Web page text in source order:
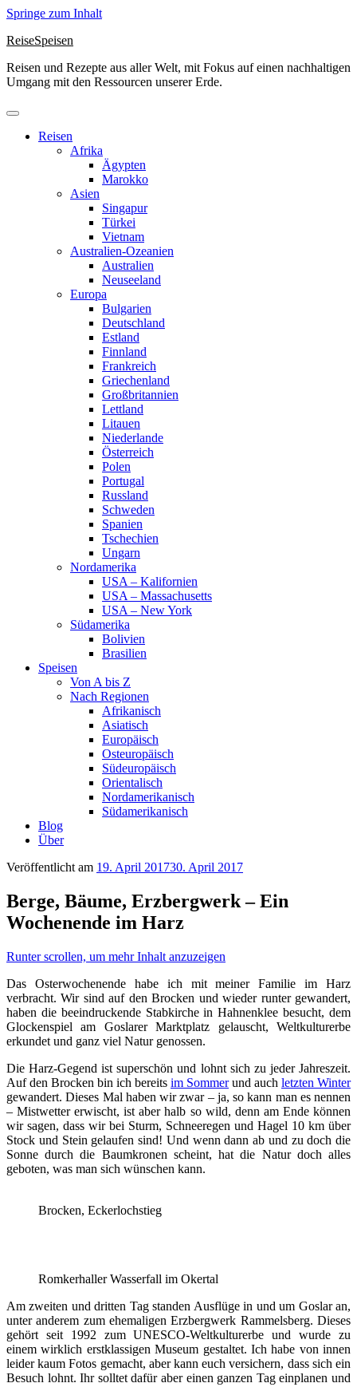
Springe zum Inhalt
ReiseSpeisen
Reisen und Rezepte aus aller Welt, mit Fokus auf einen nachhaltigen
Umgang mit den Ressourcen unserer Erde.
Reisen
Afrika
Ägypten
Marokko
Asien
Singapur
Türkei
Vietnam
Australien-Ozeanien
Australien
Neuseeland
Europa
Bulgarien
Deutschland
Estland
Finnland
Frankreich
Griechenland
Großbritannien
Lettland
Litauen
Niederlande
Österreich
Polen
Portugal
Russland
Schweden
Spanien
Tschechien
Ungarn
Nordamerika
USA – Kalifornien
USA – Massachusetts
USA – New York
Südamerika
Bolivien
Brasilien
Speisen
Von A bis Z
Nach Regionen
Afrikanisch
Asiatisch
Europäisch
Osteuropäisch
Südeuropäisch
Orientalisch
Nordamerikanisch
Südamerikanisch
Blog
Über
Veröffentlicht am 19. April 201730. April 2017
Berge, Bäume, Erzbergwerk – Ein
Wochenende im Harz
Runter scrollen, um mehr Inhalt anzuzeigen
Das Osterwochenende habe ich mit meiner Familie im Harz
verbracht. Wir sind auf den Brocken und wieder runter gewandert,
haben die beeindruckende Stabkirche in Hahnenklee besucht, dem
Glockenspiel am Goslarer Marktplatz gelauscht, Weltkulturerbe
erkundet und ganz viel Natur genossen.
Die Harz-Gegend ist superschön und lohnt sich zu jeder Jahreszeit.
Auf den Brocken bin ich bereits im Sommerund auch letzten Winter
gewandert. Dieses Mal haben wir zwar – ja, so kann man es nennen
– Mistwetter erwischt, ist aber halb so wild, denn am Ende können
wir sagen, dass wir bei Sturm, Schneeregen und Hagel 10 km über
Stock und Stein gelaufen sind! Und wenn dann ab und zu doch die
Sonne durch die Baumkronen scheint, hat die Natur doch alles
geboten, was man sich wünschen kann.
Brocken, Eckerlochstieg
Romkerhaller Wasserfall im Okertal
Am zweiten und dritten Tag standen Ausflüge in und um Goslar an,
unter anderem zum ehemaligen Erzbergwerk Rammelsberg. Dieses
gehört seit 1992 zum UNESCO-Weltkulturerbe und wurde zu
einem wirklich erstklassigen Museum gestaltet. Ich habe von innen
leider kaum Fotos gemacht, aber kann euch versichern, dass sich ein
Besuch lohnt. Ihr solltet dafür aber einen ganzen Tag einplanen und